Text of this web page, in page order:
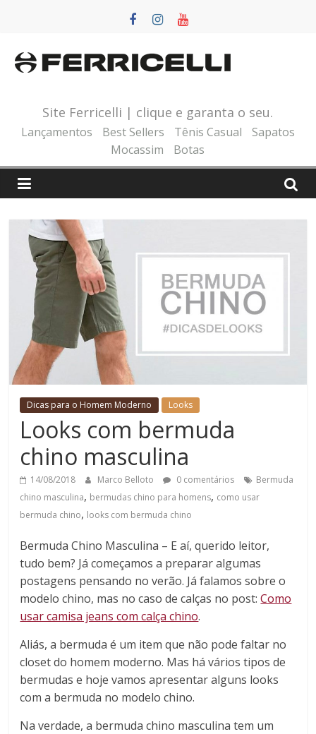
conteúdo
Site Ferricelli | clique e garanta o seu.
Lançamentos Best Sellers Tênis Casual
Sapatos
Mocassim
Botas
Dicas para o Homem Moderno Looks
Looks com bermuda
chino masculina
14/08/2018 Marco Belloto 0 comentários
Bermuda
chino masculina, bermudas chino para homens, como usar
bermuda chino, looks com bermuda chino
Bermuda Chino Masculina – E aí, querido leitor,
tudo bem? Já começamos a preparar algumas
postagens pensando no verão. Já falamos sobre o
modelo chino, mas no caso de calças no post:Como
usar camisa jeans com calça chino.
Aliás, a bermuda é um item que não pode faltar no
closet do homem moderno. Mas há vários tipos de
bermudas e hoje vamos apresentar alguns looks
com a bermuda no modelo chino.
Na verdade, a bermuda chino masculina tem um